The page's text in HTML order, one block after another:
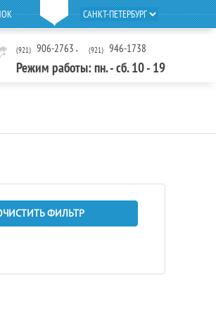
(921) 906-2763 , (921) 946-1738
Режим работы: пн. - сб. 10 - 19
ФИЛЬТР